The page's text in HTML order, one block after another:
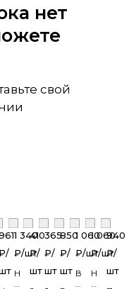
нет
свой
1 340
₽/шт
Наружный
410
₽/
шт
365
₽/
шт
850
₽/
шт
1 060
₽/шт
1 060
₽/шт
940
₽/
шт